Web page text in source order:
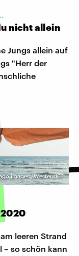
nicht allein
Jungs allein auf
"Herr der
images /Westend61
leeren Strand
– so schön kann